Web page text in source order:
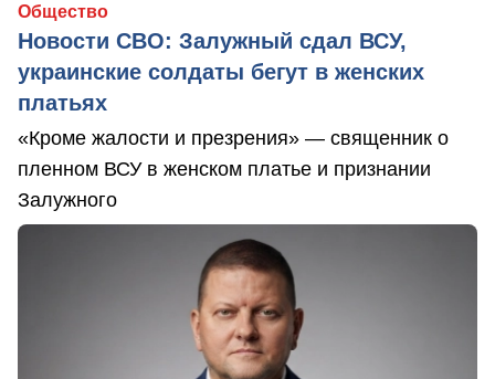
Общество
Новости СВО: Залужный сдал ВСУ,
украинские солдаты бегут в женских
платьях
«Кроме жалости и презрения» — священник о
пленном ВСУ в женском платье и признании
Залужного